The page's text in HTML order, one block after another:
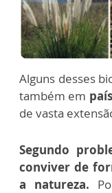
Alguns desses
também em
de vasta
Segundo
conviver de
a natureza.